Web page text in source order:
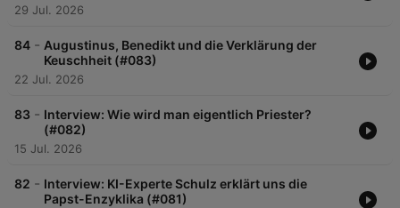
29 Jul. 2026
84 - Augustinus, Benedikt und die Verklärung der
Keuschheit (#083)
22 Jul. 2026
83 - Interview: Wie wird man eigentlich Priester?
(#082)
15 Jul. 2026
82 - Interview: KI-Experte Schulz erklärt uns die
Papst-Enzyklika (#081)